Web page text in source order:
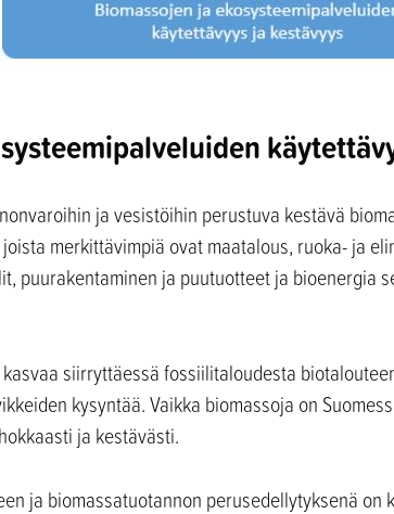
ja vesistöihin perustuva kestävä
merkittävimpiä ovat maatalous, ruoka- ja
puurakentaminen ja puutuotteet ja bioenergia
siirryttäessä fossiilitaloudesta
kysyntää. Vaikka biomassoja on
ja kestävästi.
ja biomassatuotannon perusedellytyksenä on